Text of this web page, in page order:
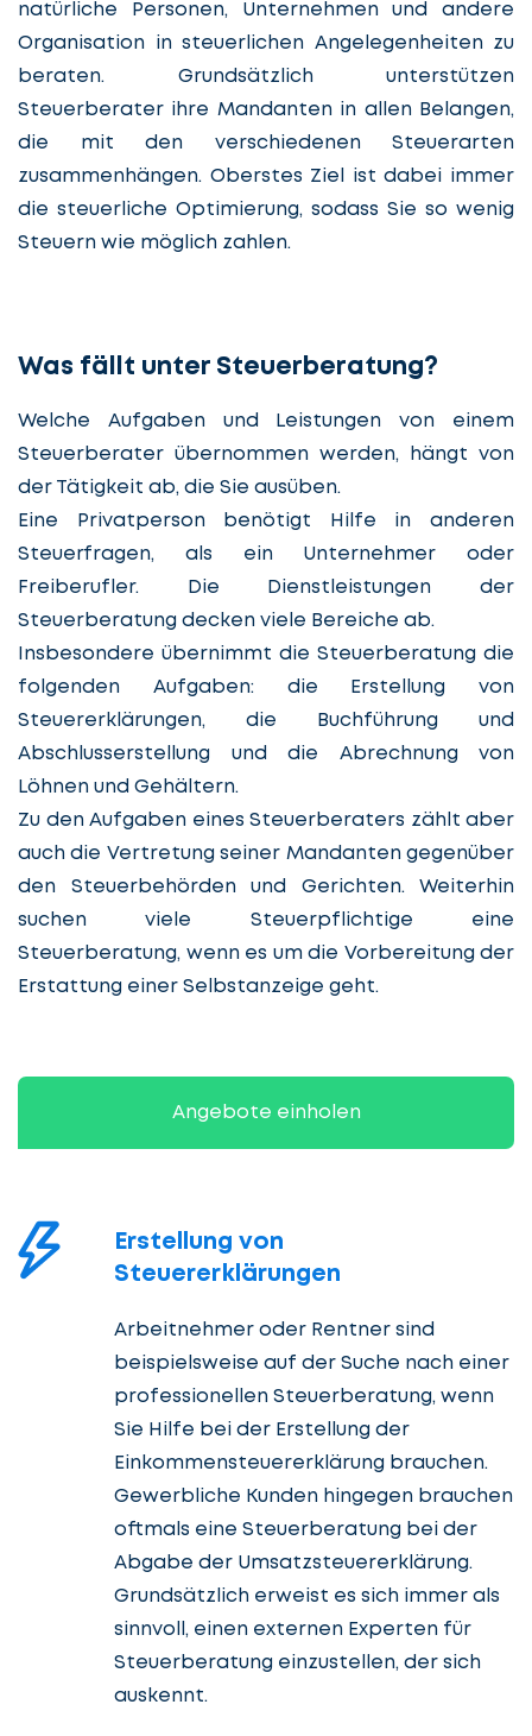
natürliche Personen, Unternehmen und andere
Organisation in steuerlichen Angelegenheiten zu
beraten. Grundsätzlich unterstützen
Steuerberater ihre Mandanten in allen Belangen,
die mit den verschiedenen Steuerarten
zusammenhängen. Oberstes Ziel ist dabei immer
die steuerliche Optimierung, sodass Sie so wenig
Steuern wie möglich zahlen.
Was fällt unter Steuerberatung?
Welche Aufgaben und Leistungen von einem
Steuerberater übernommen werden, hängt von
der Tätigkeit ab, die Sie ausüben.
Eine Privatperson benötigt Hilfe in anderen
Steuerfragen, als ein Unternehmer oder
Freiberufler. Die Dienstleistungen der
Steuerberatung decken viele Bereiche ab.
Insbesondere übernimmt die Steuerberatung die
folgenden Aufgaben: die Erstellung von
Steuererklärungen, die Buchführung und
Abschlusserstellung und die Abrechnung von
Löhnen und Gehältern.
Zu den Aufgaben eines Steuerberaters zählt aber
auch die Vertretung seiner Mandanten gegenüber
den Steuerbehörden und Gerichten. Weiterhin
suchen viele Steuerpflichtige eine
Steuerberatung, wenn es um die Vorbereitung der
Erstattung einer Selbstanzeige geht.
Angebote einholen
Erstellung von
Steuererklärungen
Arbeitnehmer oder Rentner sind
beispielsweise auf der Suche nach einer
professionellen Steuerberatung, wenn
Sie Hilfe bei der Erstellung der
Einkommensteuererklärung brauchen.
Gewerbliche Kunden hingegen brauchen
oftmals eine Steuerberatung bei der
Abgabe der Umsatzsteuererklärung.
Grundsätzlich erweist es sich immer als
sinnvoll, einen externen Experten für
Steuerberatung einzustellen, der sich
auskennt.